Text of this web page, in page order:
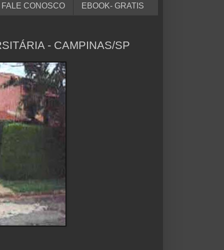
FALE CONOSCO EBOOK- GRATIS
- CAMPINAS/SP